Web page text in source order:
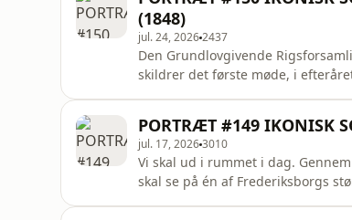
spor, vi har lagt gennem
(1848)
jul. 24, 20262437
Den Grundlovgivende
skildrer det første møde, i
sender vi fem af historierne
PORTRÆT #149 IKONISK
jul. 17, 20263010
Vi skal ud i rummet i dag.
skal se på én af Frederiksborgs